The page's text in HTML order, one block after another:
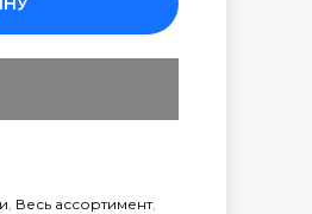
Весь ассортимент,